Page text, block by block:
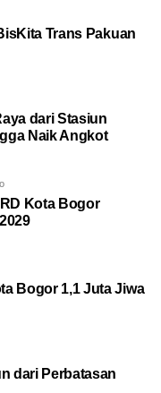
Trans Pakuan
dari Stasiun
Naik Angkot
Kota Bogor
Bogor 1,1 Juta Jiwa
dari Perbatasan